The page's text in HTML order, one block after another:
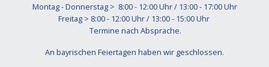
Montag - Donnerstag > 8:00 - 12:00 Uhr / 13:00 - 17:00 Uhr
Freitag > 8:00 - 12:00 Uhr / 13:00 - 15:00 Uhr
Termine nach Absprache.
An bayrischen Feiertagen haben wir geschlossen.